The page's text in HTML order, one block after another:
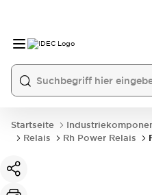
Startseite
Relais
Rh Power Relais